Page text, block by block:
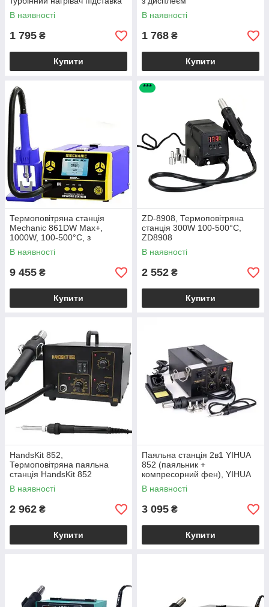
насадки, HandsKit 958
В наявності
1 795 ₴
Купити
В наявності
1 768 ₴
Купити
Термоповітряна станція
Mechanic 861DW Max+,
1000W, 100-500°C, з
дисплеєм
В наявності
9 455 ₴
Купити
***
ZD-8908, Термоповітряна
станція 300W 100-500°C,
ZD8908
В наявності
2 552 ₴
Купити
HandsKit 852,
Термоповітряна паяльна
станція HandsKit 852
(паяльник 50W, 200-480°С;
фен компресорний 370W,
В наявності
2 962 ₴
Купити
Паяльна станція 2в1 YIHUA
852 (паяльник +
компресорний фен), YIHUA
852
В наявності
3 095 ₴
Купити